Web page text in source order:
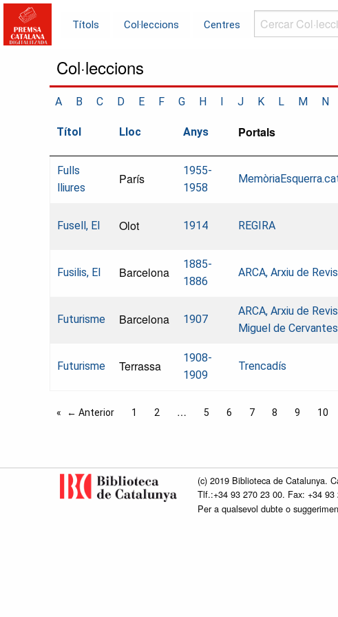
Títols Col·leccions Centres
Cercar
Col·leccions...
Col·leccions
A B C D E F G H I J K L M N
Títol Lloc Anys Portals
Fulls
lliures
París
1955-
1958
Fusell, El Olot 1914 REGIRA
Fusilis, El Barcelona
1885-
1886
ARCA, Arxiu de
Futurisme Barcelona 1907
ARCA, Arxiu de
Miguel de Cervantes
Futurisme Terrassa
1908-
1909
Trencadís
← Anterior 1 2 5 6 7 8 9 10
(c) 2019 Biblioteca de Catalunya.
Tlf.:+34 93 270 23 00. Fax: +34 93
Per a qualsevol dubte o